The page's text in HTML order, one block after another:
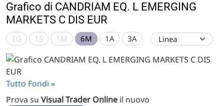
Grafico di CANDRIAM EQ. L EMERGING
MARKETS C DIS EUR
1G 1S 1M 6M 1A 3A
Tutto Fondi »
Prova su Visual Trader Online il nuovo